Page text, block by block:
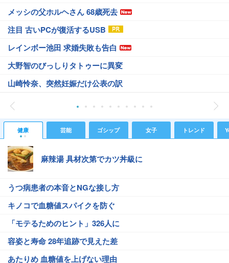
メッシの父ホルヘさん 68歳死去
注目 古いPCが復活するUSB
レインボー池田 求婚失敗も告白
大野智のびっしりタトゥーに異変
山崎怜奈、突然妊娠だけ公表の訳
健康 芸能 ゴシップ 女子 トレンド
麻辣湯 具材次第でカツ丼級に
うつ病患者の本音とNGな接し方
キノコで血糖値スパイクを防ぐ
「モテるためのヒント」326人に
容姿と寿命 28年追跡で見えた差
あたりめ 血糖値を上げない理由